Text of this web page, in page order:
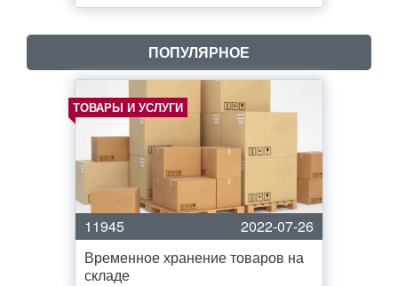
ПОПУЛЯРНОЕ
ТОВАРЫ И УСЛУГИ
11945
2022-07-26
Временное хранение товаров на
складе